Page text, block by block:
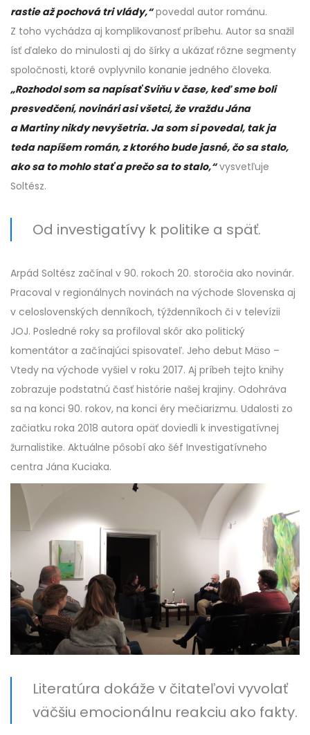
rastie až pochová tri vlády,“povedal autor románu.
Z toho vychádza aj komplikovanosť príbehu. Autor sa snažil
ísť ďaleko do minulosti aj do šírky a ukázať rôzne segmenty
spoločnosti, ktoré ovplyvnilo konanie jedného človeka.
„Rozhodol som sa napísať Sviňu v čase, keď sme boli
presvedčení, novinári asi všetci, že vraždu Jána
a Martiny nikdy nevyšetria. Ja som si povedal, tak ja
teda napíšem román, z ktorého bude jasné, čo sa stalo,
ako sa to mohlo stať a prečo sa to stalo,“vysvetľuje
Soltész.
Od investigatívy k politike a späť.
Arpád Soltész začínal v 90. rokoch 20. storočia ako novinár.
Pracoval v regionálnych novinách na východe Slovenska aj
v celoslovenských denníkoch, týždenníkoch či v televízii
JOJ. Posledné roky sa profiloval skôr ako politický
komentátor a začínajúci spisovateľ. Jeho debut Mäso –
Vtedy na východe vyšiel v roku 2017. Aj príbeh tejto knihy
zobrazuje podstatnú časť histórie našej krajiny. Odohráva
sa na konci 90. rokov, na konci éry mečiarizmu. Udalosti zo
začiatku roka 2018 autora opäť doviedli k investigatívnej
žurnalistike. Aktuálne pôsobí ako šéf Investigatívneho
centra Jána Kuciaka.
Literatúra dokáže v čitateľovi vyvolať
väčšiu emocionálnu reakciu ako fakty.